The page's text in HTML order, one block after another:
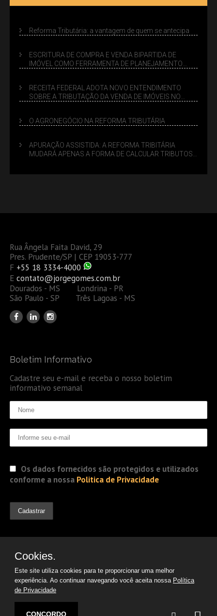
Reforma Tributária: a vantagem de quem se antecipa
ESCRITURA DE COMPRA E VENDA BIPARTIDA DE
IMÓVEL COMO FERRAMENTA DE PLANEJAMENTO
RECEITA FEDERAL ADOTA NOVO ENTENDIMENTO
SOBRE A TRIBUTAÇÃO DA VENDA DE IMÓVEIS NO
O AGRONEGÓCIO NA REFORMA TRIBUTÁRIA
APURAÇÃO ASSISTIDA: A REFORMA TRIBITÁRIA
MUDARÁ APENAS A FORMA DE CALCULAR TRIBUTOS
Rua Ângela Faita David, 29
Pres. Prudente/SP | CEP 19053-777
F +55 18 3334-4000
E contato@jorgegomes.com.br
Dourados - MS Londrina - PR
São Paulo - SP Três Lagoas - MS
Boletim Informativo
Cadastre seu e-mail e receba o nosso boletim
informativo semanal
Os dados fornecidos são protegidos e utilizados
conforme a nossa Politica de Privacidade
© 2019 Jorge Gomes
Advogados. Direitos Reservados
Cookies.
Este site utiliza cookies para te proporcionar uma melhor
experiência. Ao continuar navegando você aceita nossa Política
de Privacidade
CONCORDO